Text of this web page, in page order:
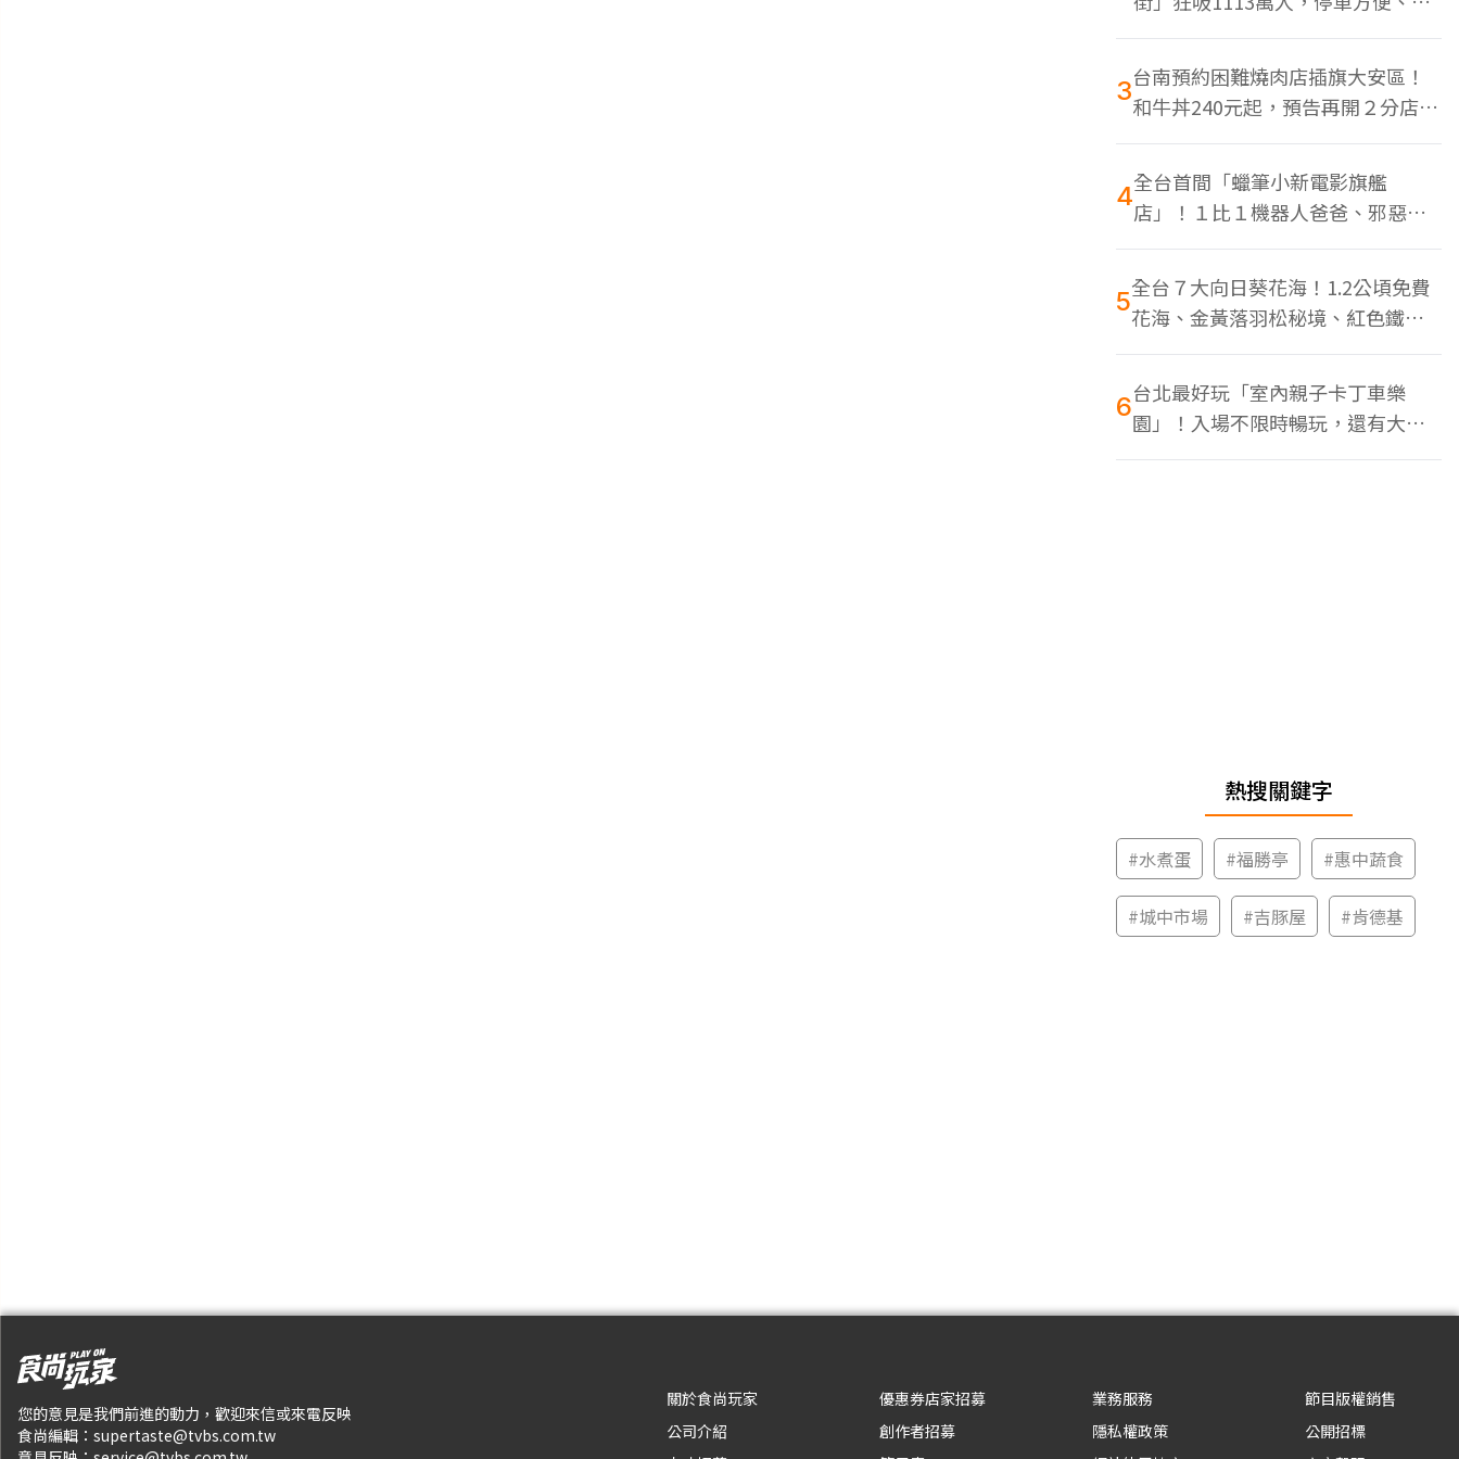
色美食多
3台南預約困難燒肉店插旗大安區！
和牛丼240元起，預告再開２分店、
地點曝光
4全台首間「蠟筆小新電影旗艦
店」！１比１機器人爸爸、邪惡正
男，百款周邊買翻
5全台７大向日葵花海！1.2公頃免費
花海、金黃落羽松秘境、紅色鐵橋
同框
6台北最好玩「室內親子卡丁車樂
園」！入場不限時暢玩，還有大螢
幕Switch遊戲區
熱搜關鍵字
#水煮蛋 #福勝亭 #惠中蔬食
#城中市場 #吉豚屋 #肯德基
您的意見是我們前進的動力，歡迎來信或來電反映
食尚編輯： supertaste@tvbs.com.tw
關於食尚玩家
公司介紹
優惠券店家招募
創作者招募
業務服務
隱私權政策
節目版權銷售
公開招標